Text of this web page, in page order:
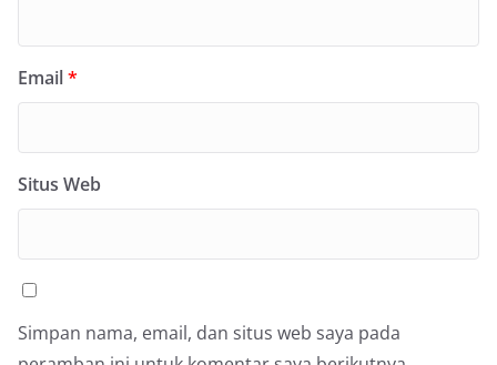
Email*
Situs Web
Simpan nama, email, dan situs web saya pada